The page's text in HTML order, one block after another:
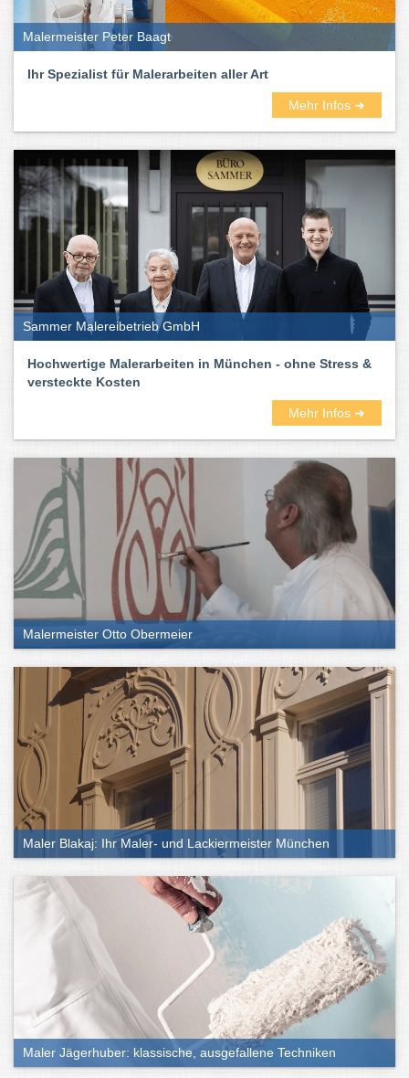
Malermeister Peter Baagt
Ihr Spezialist für Malerarbeiten aller Art
Mehr Infos ➜
Sammer Malereibetrieb GmbH
Hochwertige Malerarbeiten in München - ohne Stress &
versteckte Kosten
Mehr Infos ➜
Malermeister Otto Obermeier
Maler Blakaj: Ihr Maler- und Lackiermeister München
Maler Jägerhuber: klassische, ausgefallene Techniken